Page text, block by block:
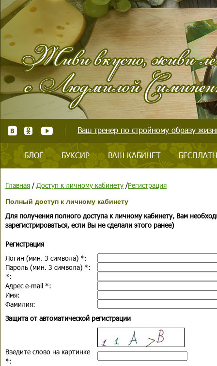
Ваш тренер по стройному образу
БЛОГ БУКСИР ВАШ КАБИНЕТ
Главная / Доступ к личному кабинету /Регистрация
Полный доступ к личному кабинету
Для получения полного доступа к личному кабинету, Вам
зарегистрироваться, если Вы не сделали этого ранее)
Регистрация
Логин (мин. 3 символа) *:
Пароль (мин. 3 символа) *:
*:
Адрес e-mail *:
Имя:
Фамилия:
Защита от автоматической регистрации
Введите слово на картинке
*: